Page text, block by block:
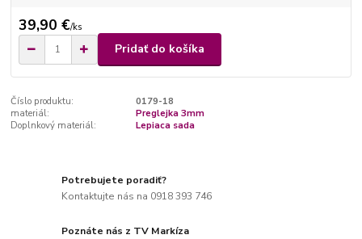
39,90 €/ks
Pridať do košíka
Číslo produktu:
0179-18
materiál:
Preglejka 3mm
Doplnkový materiál:
Lepiaca sada
Potrebujete poradiť?
Kontaktujte nás na 0918 393 746
Poznáte nás z TV Markíza